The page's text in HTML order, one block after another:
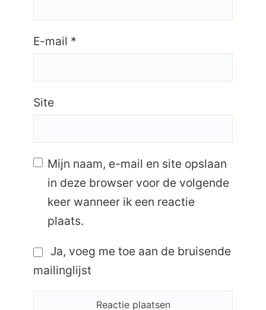
E-mail *
Site
Mijn naam, e-mail en site opslaan
in deze browser voor de volgende
keer wanneer ik een reactie
plaats.
Ja, voeg me toe aan de bruisende
mailinglijst